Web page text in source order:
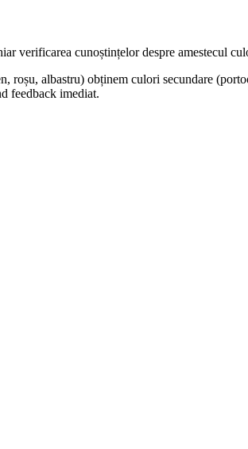
verificarea cunoștințelor despre amestecul
roșu, albastru) obținem culori secundare
feedback imediat.